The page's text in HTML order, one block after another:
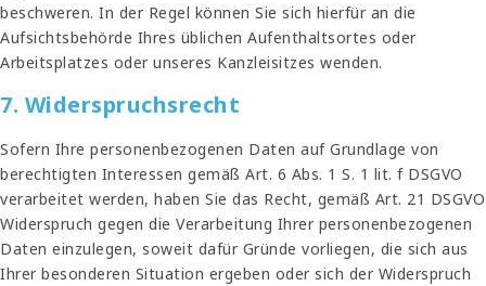
beschweren. In der Regel können Sie sich hierfür an die
Aufsichtsbehörde Ihres üblichen Aufenthaltsortes oder
Arbeitsplatzes oder unseres Kanzleisitzes wenden.
7. Widerspruchsrecht
Sofern Ihre personenbezogenen Daten auf Grundlage von
berechtigten Interessen gemäß Art. 6 Abs. 1 S. 1 lit. f DSGVO
verarbeitet werden, haben Sie das Recht, gemäß Art. 21 DSGVO
Widerspruch gegen die Verarbeitung Ihrer personenbezogenen
Daten einzulegen, soweit dafür Gründe vorliegen, die sich aus
Ihrer besonderen Situation ergeben oder sich der Widerspruch